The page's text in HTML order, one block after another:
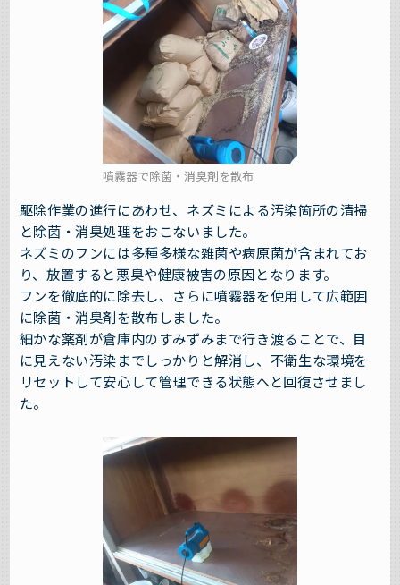
噴霧器で除菌・消臭剤を散布
駆除作業の進行にあわせ、ネズミによる汚染箇所の清掃
と除菌・消臭処理をおこないました。
ネズミのフンには多種多様な雑菌や病原菌が含まれてお
り、放置すると悪臭や健康被害の原因となります。
フンを徹底的に除去し、さらに噴霧器を使用して広範囲
に除菌・消臭剤を散布しました。
細かな薬剤が倉庫内のすみずみまで行き渡ることで、目
に見えない汚染までしっかりと解消し、不衛生な環境を
リセットして安心して管理できる状態へと回復させまし
た。